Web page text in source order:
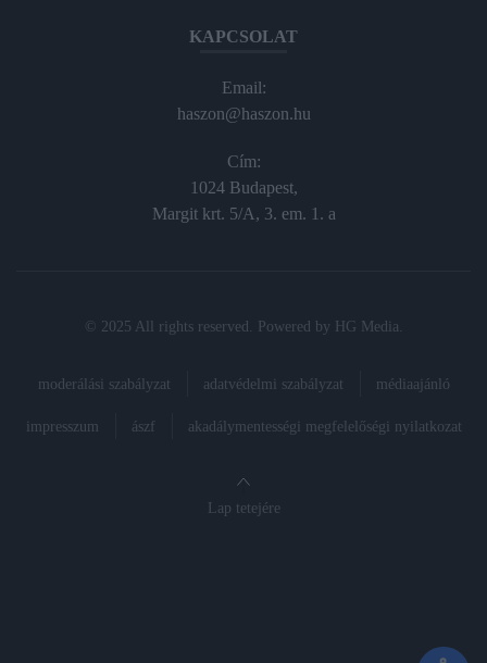
KAPCSOLAT
Email:
haszon@haszon.hu
Cím:
1024 Budapest,
Margit krt. 5/A, 3. em. 1. a
© 2025 All rights reserved. Powered by HG Media
moderálási szabályzat adatvédelmi szabályzat médiaajánló
impresszum ászf akadálymentességi megfelelőségi nyilatkozat
Lap tetejére